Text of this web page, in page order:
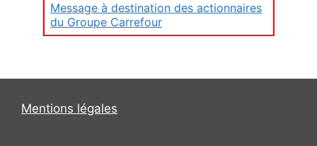
Message à destination des actionnaires
du Groupe Carrefour
Mentions légales